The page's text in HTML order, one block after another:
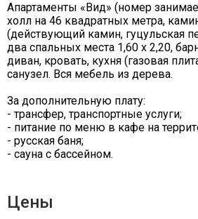
Апартаменты «Вид» (номер
холл на 46 квадратных метра,
(действующий камин, гуцульская
два спальных места 1,60 х 2,20,
диван, кровать, кухня (газовая
санузел. Вся мебель из дерева.
За дополнительную плату:
- трансфер, транспортные услуги;
- питание по меню в кафе на
- русская баня;
- сауна с бассейном.
Цены